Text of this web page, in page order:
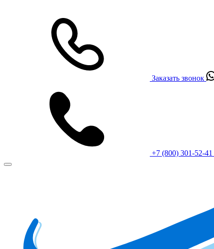
Заказать звонок
+7 (800) 301-52-41